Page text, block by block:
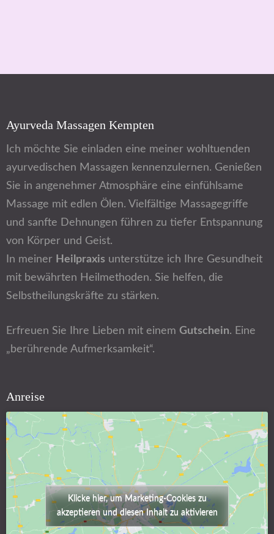
Ayurveda Massagen Kempten
Ich möchte Sie einladen eine meiner wohltuenden
ayurvedischen Massagen kennenzulernen. Genießen
Sie in angenehmer Atmosphäre eine einfühlsame
Massage mit edlen Ölen. Vielfältige Massagegriffe
und sanfte Dehnungen führen zu tiefer Entspannung
von Körper und Geist.
In meiner Heilpraxis unterstütze ich Ihre Gesundheit
mit bewährten Heilmethoden. Sie helfen, die
Selbstheilungskräfte zu stärken.
Erfreuen Sie Ihre Lieben mit einem Gutschein. Eine
„berührende Aufmerksamkeit“.
Anreise
Klicke hier, um Marketing-Cookies zu
akzeptieren und diesen Inhalt zu aktivieren